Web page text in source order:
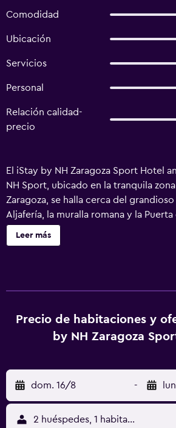
Comodidad
Ubicación
Servicios
Personal
Relación calidad-
precio
El iStay by NH Zaragoza Sport Hotel
NH Sport, ubicado en la tranquila
Zaragoza, se halla cerca del
Aljafería, la muralla romana y la Puerta
centro histórico de la ciudad se
distancia en autobús, mientras que la
disponibles para familias. A diario
desayuno buffet con platos calientes
recomendarte opciones
almorzar y cenar. Se pueden organizar
conferencias en una de nuestras
aforo para 120 asistentes. Podemos
Leer más
Precio de habitaciones y
by NH Zaragoza
dom. 16/8 -
2 huéspedes, 1 habitación